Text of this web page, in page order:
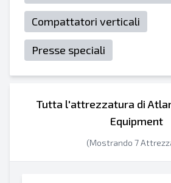
Compattatori verticali
Presse speciali
Tutta l'attrezzatura di
Equipment
(Mostrando 7